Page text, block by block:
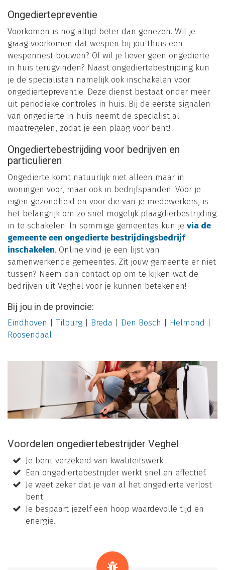
Ongediertepreventie
Voorkomen is nog altijd beter dan genezen. Wil je
graag voorkomen dat wespen bij jou thuis een
wespennest bouwen? Of wil je liever geen ongedierte
in huis terugvinden? Naast ongediertebestrijding kun
je de specialisten namelijk ook inschakelen voor
ongediertepreventie. Deze dienst bestaat onder meer
uit periodieke controles in huis. Bij de eerste signalen
van ongedierte in huis neemt de specialist al
maatregelen, zodat je een plaag voor bent!
Ongediertebestrijding voor bedrijven en
particulieren
Ongedierte komt natuurlijk niet alleen maar in
woningen voor, maar ook in bedrijfspanden. Voor je
eigen gezondheid en voor die van je medewerkers, is
het belangrijk om zo snel mogelijk plaagdierbestrijding
in te schakelen. In sommige gemeentes kun je via de
gemeente een ongedierte bestrijdingsbedrijf
inschakelen. Online vind je een lijst van
samenwerkende gemeentes. Zit jouw gemeente er niet
tussen? Neem dan contact op om te kijken wat de
bedrijven uit Veghel voor je kunnen betekenen!
Bij jou in de provincie:
Eindhoven Tilburg Breda Den Bosch Helmond
Roosendaal
Voordelen ongediertebestrijder Veghel
Je bent verzekerd van kwaliteitswerk.
Een ongediertebestrijder werkt snel en effectief.
Je weet zeker dat je van al het ongedierte verlost
bent.
Je bespaart jezelf een hoop waardevolle tijd en
energie.